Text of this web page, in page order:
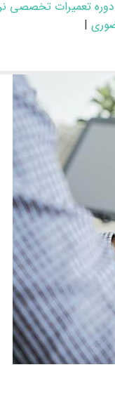
دوره تعمیرات تخصصی
|